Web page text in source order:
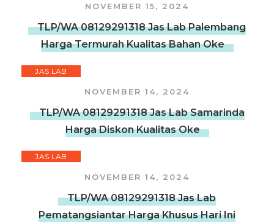
NOVEMBER 15, 2024
TLP/WA 08129291318 Jas Lab Palembang
Harga Termurah Kualitas Bahan Oke
JAS LAB
NOVEMBER 14, 2024
TLP/WA 08129291318 Jas Lab Samarinda
Harga Diskon Kualitas Oke
JAS LAB
NOVEMBER 14, 2024
TLP/WA 08129291318 Jas Lab
Pematangsiantar Harga Khusus Hari Ini